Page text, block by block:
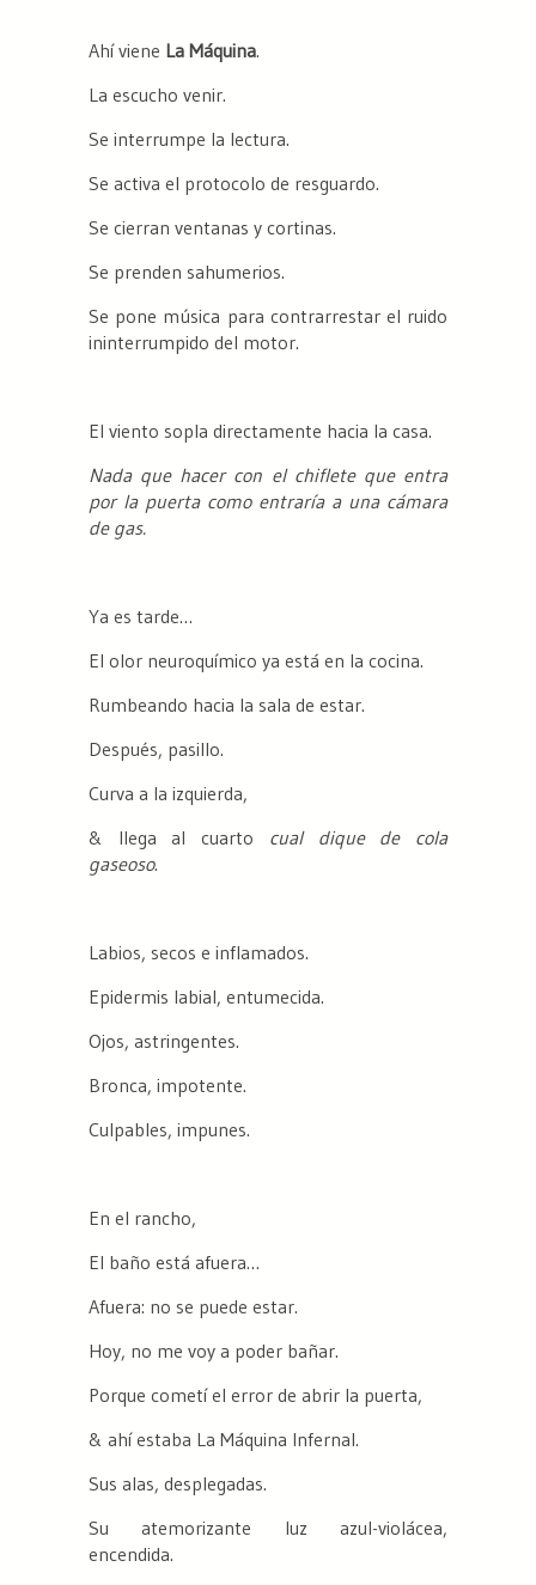
Ahí viene La Máquina.
La escucho venir.
Se interrumpe la lectura.
Se activa el protocolo de resguardo.
Se cierran ventanas y cortinas.
Se prenden sahumerios.
Se pone música para contrarrestar el ruido
ininterrumpido del motor.
El viento sopla directamente hacia la casa.
Nada que hacer con el chiflete que entra
por la puerta como entraría a una cámara
de gas.
Ya es tarde…
El olor neuroquímico ya está en la cocina.
Rumbeando hacia la sala de estar.
Después, pasillo.
Curva a la izquierda,
& llega al cuarto cual dique de cola
gaseoso.
Labios, secos e inflamados.
Epidermis labial, entumecida.
Ojos, astringentes.
Bronca, impotente.
Culpables, impunes.
En el rancho,
El baño está afuera…
Afuera: no se puede estar.
Hoy, no me voy a poder bañar.
Porque cometí el error de abrir la puerta,
& ahí estaba La Máquina Infernal.
Sus alas, desplegadas.
Su atemorizante luz azul-violácea,
encendida.